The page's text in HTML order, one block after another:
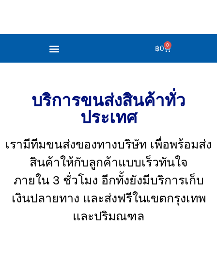
฿0 0
บริการขนส่งสินค้าทั่ว
ประเทศ
เรามีทีมขนส่งของทางบริษัท เพื่อพร้อมส่ง
สินค้าให้กับลูกค้าแบบเร็วทันใจ
ภายใน 3 ชั่วโมง อีกทั้งยังมีบริการเก็บ
เงินปลายทาง และส่งฟรีในเขตกรุงเทพ
และปริมณฑล